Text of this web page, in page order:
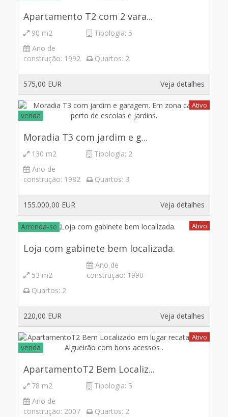
Apartamento T2 com 2 vara...
90 m2 Tipologia: 5
Ano de
construção: 1992 Quartos: 2
575,00 EUR Veja detalhes
Ativo
venda
Moradia T3 com jardim e g...
130 m2 Tipologia: 2
Ano de
construção: 1982 Quartos: 3
155.000,00 EUR Veja detalhes
Ativo
Arrenda-se
Loja com gabinete bem localizada.
53 m2
Ano de
construção: 1990
Quartos: 2
220,00 EUR Veja detalhes
Ativo
venda
ApartamentoT2 Bem Localiz...
78 m2 Tipologia: 5
Ano de
construção: 2007 Quartos: 2